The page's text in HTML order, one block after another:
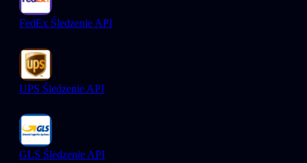
FedEx Śledzenie API
UPS Śledzenie API
GLS Śledzenie API